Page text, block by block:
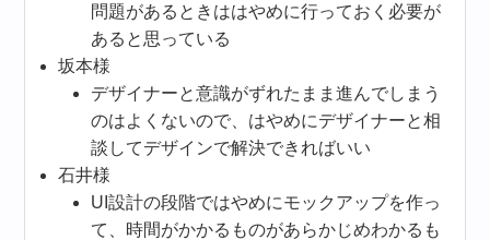
問題があるときははやめに行っておく必要が
あると思っている
坂本様
デザイナーと意識がずれたまま進んでしまう
のはよくないので、はやめにデザイナーと相
談してデザインで解決できればいい
石井様
UI設計の段階ではやめにモックアップを作っ
て、時間がかかるものがあらかじめわかるも